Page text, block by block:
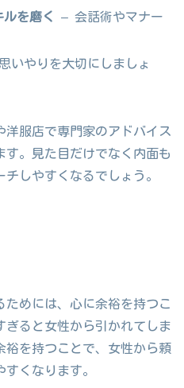
を磨く
– 会話術やマナー
いやりを大切にしましょ
洋服店で専門家のアドバイス
す。見た目だけでなく内面も
しやすくなるでしょう。
ためには、心に余裕を持つこ
ぎると女性から引かれてしま
裕を持つことで、女性から頼
くなります。